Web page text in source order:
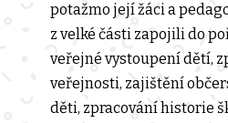
potažmo její žáci a
z velké části zapojili do
veřejné vystoupení dětí,
veřejnosti, zajištění
děti, zpracování historie